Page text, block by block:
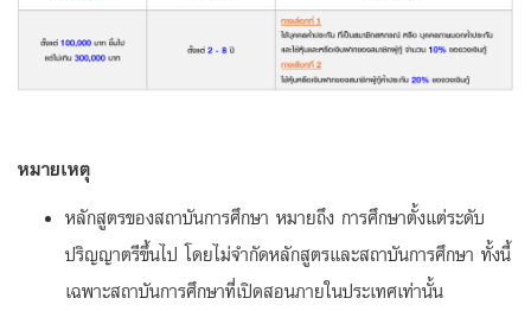
หมายเหตุ
หลักสูตรของสถาบันการศึกษา หมายถึง การศึกษาตั้งแต่ระดับ
ปริญญาตรีขึ้นไป โดยไม่จำกัดหลักสูตรและสถาบันการศึกษา ทั้งนี้
เฉพาะสถาบันการศึกษาที่เปิดสอนภายในประเทศเท่านั้น